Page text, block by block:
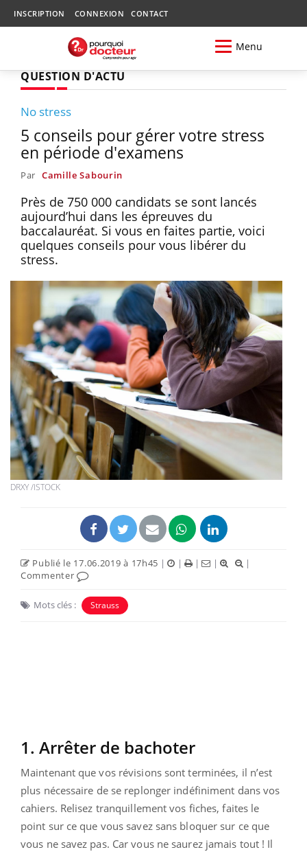
INSCRIPTION CONNEXION CONTACT
Menu
QUESTION D'ACTU
No stress
5 conseils pour gérer votre stress
en période d'examens
Par Camille Sabourin
Près de 750 000 candidats se sont lancés
aujourd’hui dans les épreuves du
baccalauréat. Si vous en faites partie, voici
quelques conseils pour vous libérer du
stress.
DRXY /ISTOCK
Publié le 17.06.2019 à 17h45 | | | |
|
Commenter
Mots clés : Strauss
1. Arrêter de bachoter
Maintenant que vos révisions sont terminées, il n’est
plus nécessaire de se replonger indéfiniment dans vos
cahiers. Relisez tranquillement vos fiches, faites le
point sur ce que vous savez sans bloquer sur ce que
vous ne savez pas. Car vous ne saurez jamais tout ! Il